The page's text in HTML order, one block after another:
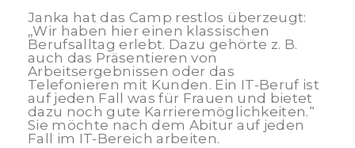
Janka hat das Camp restlos überzeugt:
„Wir haben hier einen klassischen
Berufsalltag erlebt. Dazu gehörte z. B.
auch das Präsentieren von
Arbeitsergebnissen oder das
Telefonieren mit Kunden. Ein IT-Beruf ist
auf jeden Fall was für Frauen und bietet
dazu noch gute Karrieremöglichkeiten.“
Sie möchte nach dem Abitur auf jeden
Fall im IT-Bereich arbeiten.